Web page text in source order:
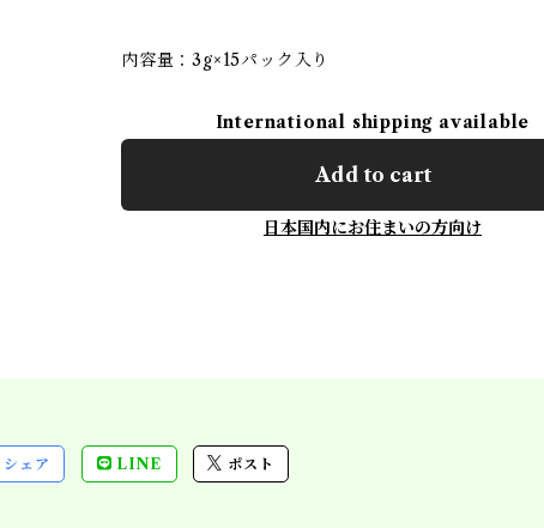
内容量：3g×15パック入り
International shipping available
Add to cart
日本国内にお住まいの方向け
シェア LINE ポスト